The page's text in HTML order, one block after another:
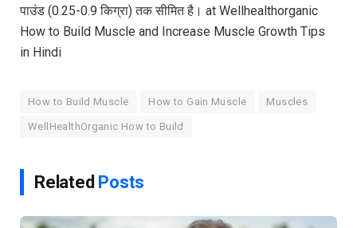
पाउंड (0.25-0.9 किग्रा) तक सीमित है। at Wellhealthorganic
How to Build Muscle and Increase Muscle Growth Tips
in Hindi
How to Build Muscle How to Gain Muscle Muscles
WellHealthOrganic How to Build
Related Posts